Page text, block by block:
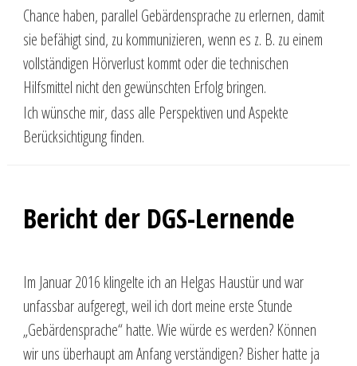
Chance haben, parallel Gebärdensprache zu erlernen, damit
sie befähigt sind, zu kommunizieren, wenn es z. B. zu einem
vollständigen Hörverlust kommt oder die technischen
Hilfsmittel nicht den gewünschten Erfolg bringen.
Ich wünsche mir, dass alle Perspektiven und Aspekte
Berücksichtigung finden.
Bericht der DGS-Lernende
Im Januar 2016 klingelte ich an Helgas Haustür und war
unfassbar aufgeregt, weil ich dort meine erste Stunde
„Gebärdensprache“ hatte. Wie würde es werden? Können
wir uns überhaupt am Anfang verständigen? Bisher hatte ja